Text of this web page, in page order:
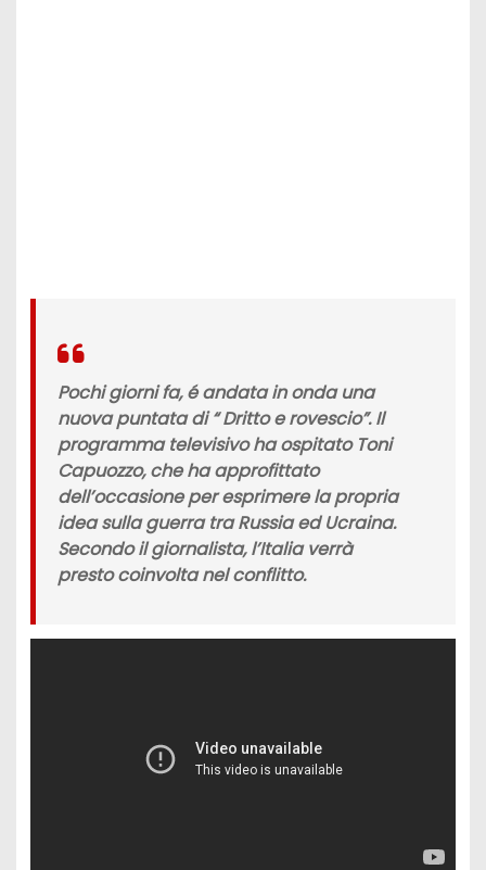
Pochi giorni fa, é andata in onda una
nuova puntata di “Dritto e rovescio”.Il
programma televisivo ha ospitato Toni
Capuozzo,che ha approfittato
dell’occasione per esprimere la propria
idea sulla guerra traRussia ed Ucraina.
Secondo il giornalista,l’Italiaverrà
presto coinvolta nel conflitto.